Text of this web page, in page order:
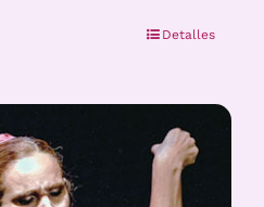
Detalles